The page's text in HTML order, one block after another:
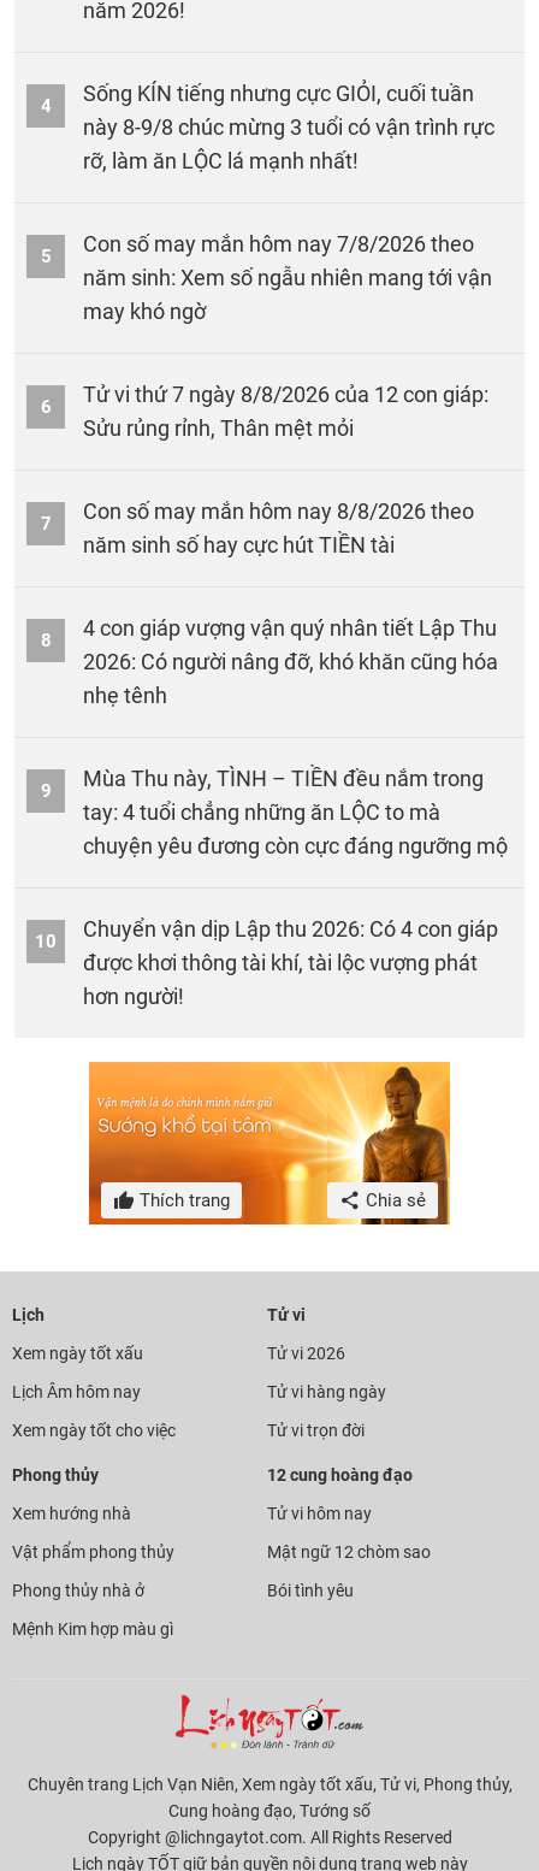
năm 2026!
4
Sống KÍN tiếng nhưng cực GIỎI, cuối tuần
này 8-9/8 chúc mừng 3 tuổi có vận trình rực
rỡ, làm ăn LỘC lá mạnh nhất!
5
Con số may mắn hôm nay 7/8/2026 theo
năm sinh: Xem số ngẫu nhiên mang tới vận
may khó ngờ
6
Tử vi thứ 7 ngày 8/8/2026 của 12 con giáp:
Sửu rủng rỉnh, Thân mệt mỏi
7
Con số may mắn hôm nay 8/8/2026 theo
năm sinh số hay cực hút TIỀN tài
8
4 con giáp vượng vận quý nhân tiết Lập Thu
2026: Có người nâng đỡ, khó khăn cũng hóa
nhẹ tênh
9
Mùa Thu này, TÌNH – TIỀN đều nắm trong
tay: 4 tuổi chẳng những ăn LỘC to mà
chuyện yêu đương còn cực đáng ngưỡng mộ
10
Chuyển vận dịp Lập thu 2026: Có 4 con giáp
được khơi thông tài khí, tài lộc vượng phát
hơn người!
Thích trang Chia sẻ
Lịch
Xem ngày tốt xấu
Lịch Âm hôm nay
Xem ngày tốt cho việc
Tử vi
Tử vi 2026
Tử vi hàng ngày
Tử vi trọn đời
Phong thủy
Xem hướng nhà
Vật phẩm phong thủy
Phong thủy nhà ở
Mệnh Kim hợp màu gì
12 cung hoàng đạo
Tử vi hôm nay
Mật ngữ 12 chòm sao
Bói tình yêu
Chuyên trang Lịch Vạn Niên, Xem ngày tốt xấu, Tử vi, Phong thủy,
Cung hoàng đạo, Tướng số
Copyright @lichngaytot.com. All Rights Reserved
Lịch ngày TỐT giữ bản quyền nội dung trang web này